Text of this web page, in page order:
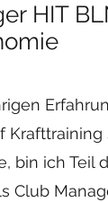
HIT
bin ich Teil
Club